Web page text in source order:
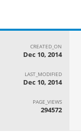
CREATED_ON
Dec 10, 2014
LAST_MODIFIED
Dec 10, 2014
PAGE_VIEWS
294572